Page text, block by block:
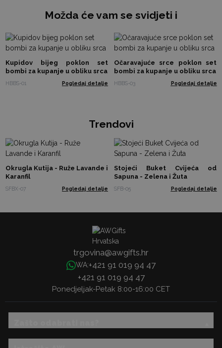
Možda će vam se svidjeti i
Kupidov bijeg poklon set
bombi za kupanje u obliku srca
HBBS-01 Pogledaj detalje
Očaravajuće srce poklon set
bombi za kupanje u obliku srca
HBBS-03 Pogledaj detalje
Trendovi
Okrugla Kutija - Ruže Lavande i
Karanfil
SFBX-07 Pogledaj detalje
Stojeći Buket Cvijeća od
Sapuna - Zelena i Žuta
SFB-05 Pogledaj detalje
trgovina@awgifts.hr
WA:+421 91 019 94 47
+421 91 019 94 47
Ponedjeljak-Petak 8:00-16:00 CET